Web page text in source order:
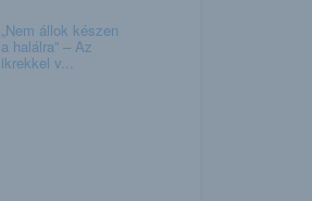
„Nem állok készen
a halálra” – Az
ikrekkel v...